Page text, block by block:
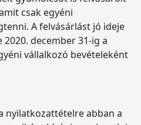
csak egyéni
A felvásárlást jó ideje
december 31-ig a
vállalkozó bevételeként
nyilatkozattételre abban a